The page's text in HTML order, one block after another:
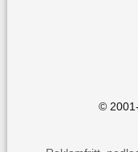
© 2001-